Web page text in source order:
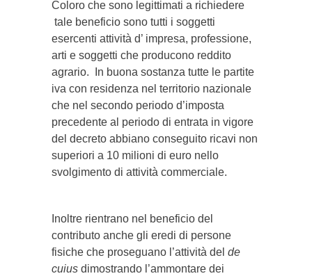
Coloro che sono legittimati a richiedere
tale beneficio sono tutti i soggetti
esercenti attività d’ impresa, professione,
arti e soggetti che producono reddito
agrario. In buona sostanza tutte le partite
iva con residenza nel territorio nazionale
che nel secondo periodo d’imposta
precedente al periodo di entrata in vigore
del decreto abbiano conseguito ricavi non
superiori a 10 milioni di euro nello
svolgimento di attività commerciale.
Inoltre rientrano nel beneficio del
contributo anche gli eredi di persone
fisiche che proseguano l’attività del de
cuius dimostrando l’ammontare dei